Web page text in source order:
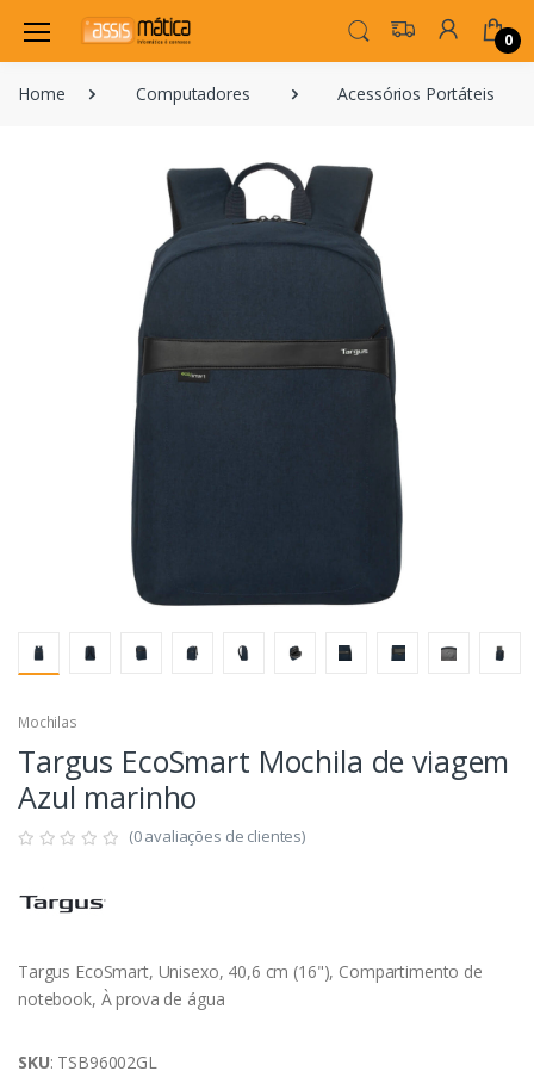
0
Home Computadores Acessórios Portáteis
Mochilas
Targus EcoSmart Mochila de viagem
Azul marinho
(0 avaliações de clientes)
Targus EcoSmart, Unisexo, 40,6 cm (16"), Compartimento de
notebook, À prova de água
SKU: TSB96002GL